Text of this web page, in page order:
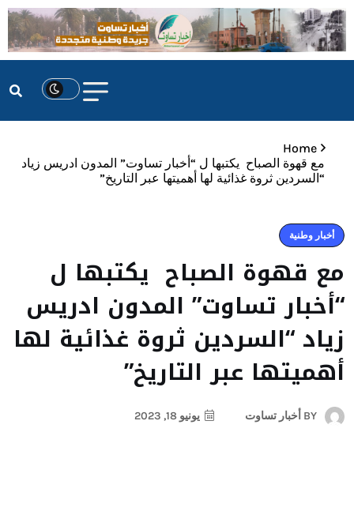
Home
مع قهوة الصباح يكتبها ل “أخبار تساوت” المدون ادريس زياد
“السردين ثروة غذائية لها أهميتها عبر التاريخ”
أخبار وطنية
مع قهوة الصباح يكتبها ل
“أخبار تساوت” المدون ادريس
زياد “السردين ثروة غذائية لها
أهميتها عبر التاريخ”
BY أخبار تساوت يونيو 18, 2023